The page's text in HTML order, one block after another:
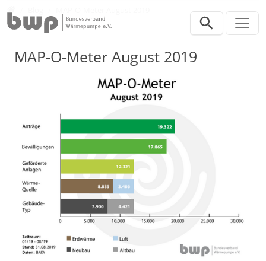
MAP-O-Meter August 2019